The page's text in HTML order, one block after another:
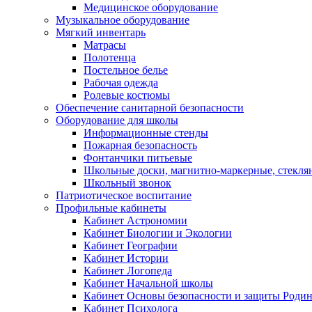
Медицинское оборудование
Музыкальное оборудование
Мягкий инвентарь
Матрасы
Полотенца
Постельное белье
Рабочая одежда
Ролевые костюмы
Обеспечение санитарной безопасности
Оборудование для школы
Информационные стенды
Пожарная безопасность
Фонтанчики питьевые
Школьные доски, магнитно-маркерные,
Школьный звонок
Патриотическое воспитание
Профильные кабинеты
Кабинет Астрономии
Кабинет Биологии и Экологии
Кабинет Географии
Кабинет Истории
Кабинет Логопеда
Кабинет Начальной школы
Кабинет Основы безопасности и защиты
Кабинет Психолога